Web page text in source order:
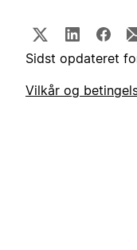
Sidst opdateret
Vilkår og